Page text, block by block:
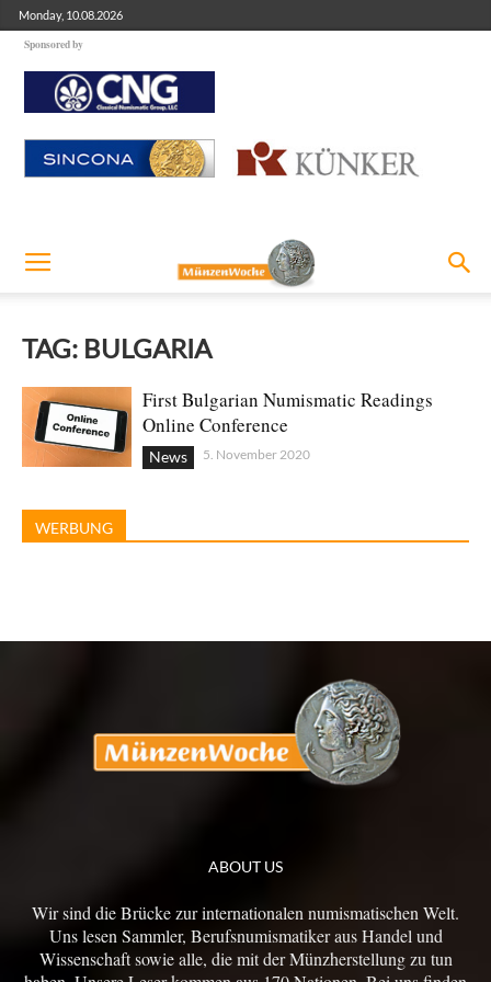
Monday, 10.08.2026
Sponsored by
TAG: BULGARIA
First Bulgarian Numismatic Readings
Online Conference
News 5. November 2020
WERBUNG
ABOUT US
Wir sind die Brücke zur internationalen numismatischen Welt.
Uns lesen Sammler, Berufsnumismatiker aus Handel und
Wissenschaft sowie alle, die mit der Münzherstellung zu tun